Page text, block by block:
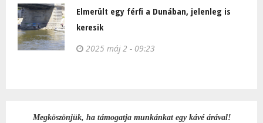
Elmerült egy férfi a Dunában, jelenleg is
keresik
2025 máj 2 - 09:23
Megköszönjük, ha támogatja munkánkat egy kávé árával!